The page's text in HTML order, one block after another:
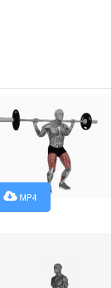
MP4